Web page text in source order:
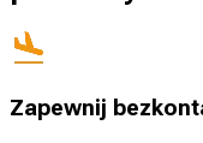
Zapewnij